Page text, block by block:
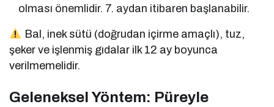
olması önemlidir. 7. aydan itibaren başlanabilir.
Bal, inek sütü (doğrudan içirme amaçlı), tuz,
şeker ve işlenmiş gıdalar ilk 12 ay boyunca
verilmemelidir.
Geleneksel Yöntem: Püreyle